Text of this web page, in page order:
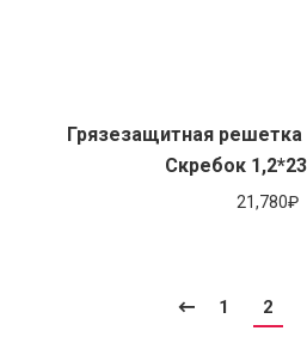
Грязезащитная
Скребок
21,780₽
1 2